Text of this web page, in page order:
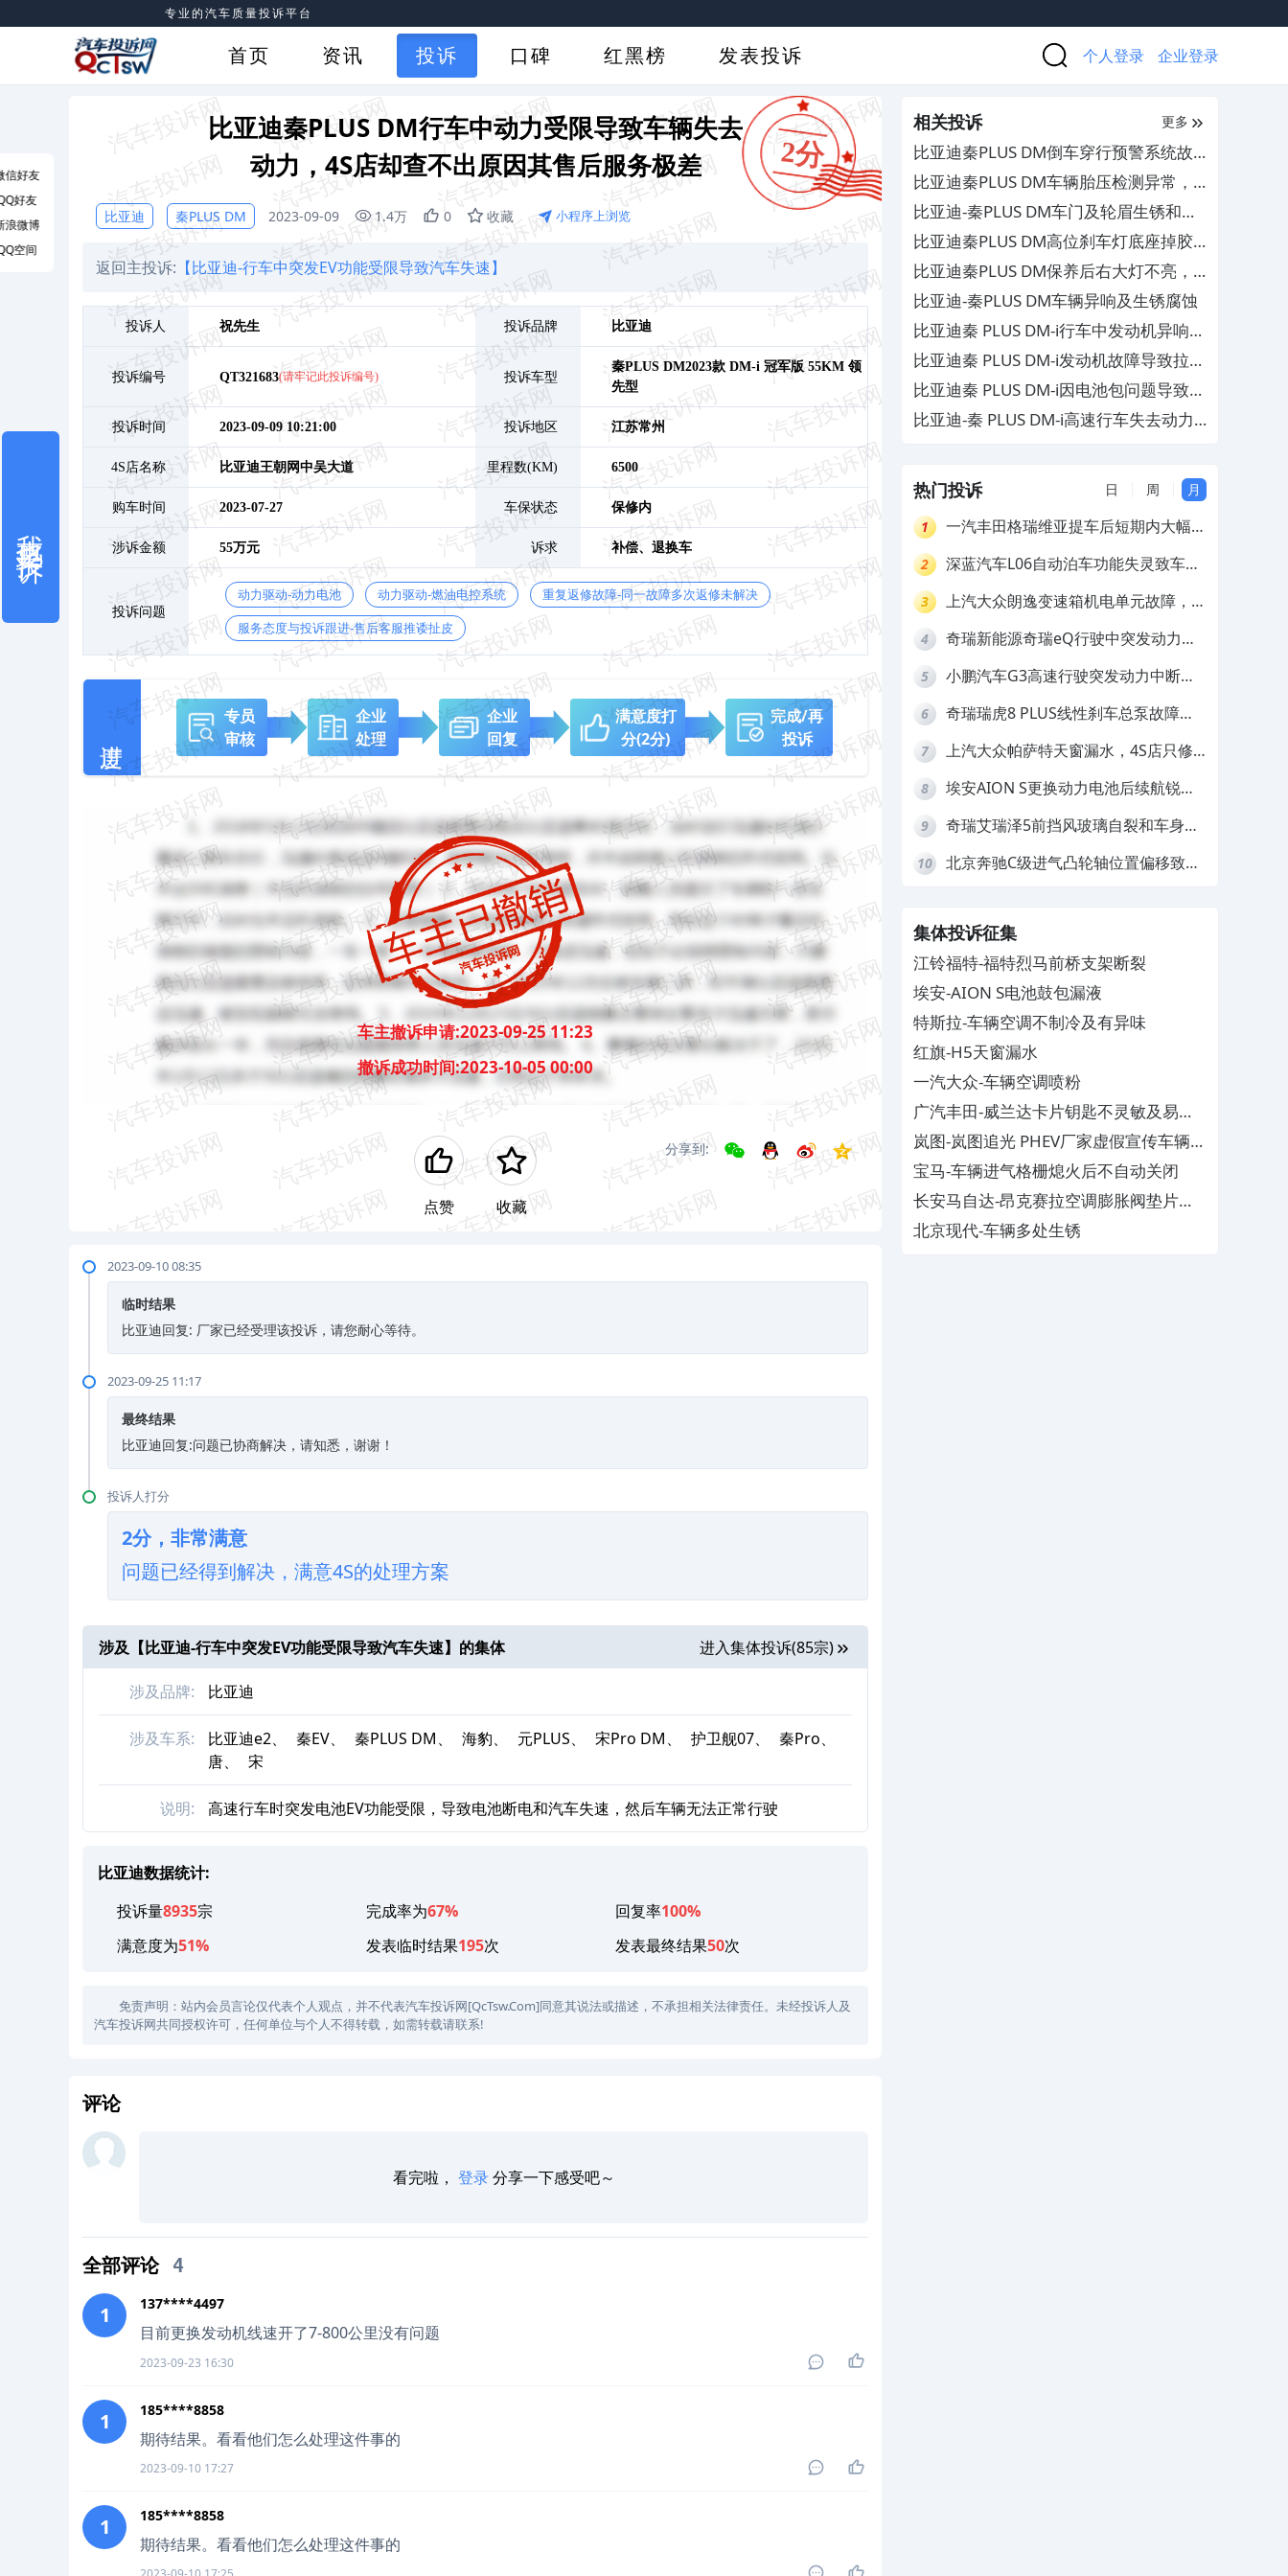
专业的汽车质量投诉平台
首页 资讯 投诉 口碑 红黑榜 发表投诉 个人登录 企业登录
2分
比亚迪秦PLUS DM行车中动力受限导致车辆失去
动力，4S店却查不出原因其售后服务极差
比亚迪 秦PLUS DM 2023-09-09 1.4万 0 收藏 小程序上浏览
返回主投诉: 【比亚迪-行车中突发EV功能受限导致汽车失速】
投诉人 祝先生 投诉品牌 比亚迪
投诉编号 QT321683(请牢记此投诉编号) 投诉车型
秦PLUS DM2023款 DM-i 冠军版 55KM 领
先型
投诉时间 2023-09-09 10:21:00 投诉地区 江苏常州
4S店名称 比亚迪王朝网中吴大道 里程数(KM) 6500
购车时间 2023-07-27 车保状态 保修内
涉诉金额 55万元 诉求 补偿、 退换车
投诉问题
动力驱动-动力电池 动力驱动-燃油电控系统 重复返修故障-同一故障多次返修未解决
服务态度与投诉跟进-售后客服推诿扯皮
专员
审核
企业
处理
企业
回复
满意度打
分(2分)
完成/再
投诉
车主撤诉申请:2023-09-25 11:23
撤诉成功时间:2023-10-05 00:00
点赞 收藏
分享到:
2023-09-10 08:35
临时结果
比亚迪回复: 厂家已经受理该投诉，请您耐心等待。
2023-09-25 11:17
最终结果
比亚迪回复:问题已协商解决，请知悉，谢谢！
投诉人打分
2分，非常满意
问题已经得到解决，满意4S的处理方案
涉及【比亚迪-行车中突发EV功能受限导致汽车失速】的集体 进入集体投诉(85宗)
涉及品牌: 比亚迪
涉及车系: 比亚迪e2、 秦EV、 秦PLUS DM、 海豹、 元PLUS、 宋Pro DM、 护卫舰07、
秦Pro、
唐、
宋
说明: 高速行车时突发电池EV功能受限，导致电池断电和汽车失速，然后车辆无法正常行驶
比亚迪数据统计:
投诉量8935宗 完成率为67% 回复率100%
满意度为51% 发表临时结果195次 发表最终结果50次
免责声明：站内会员言论仅代表个人观点，并不代表汽车投诉网[QcTsw.Com]同意其说法或描述，不承担相关法律责任。未经投诉人及
汽车投诉网共同授权许可，任何单位与个人不得转载，如需转载请联系!
评论
看完啦， 登录分享一下感受吧～
全部评论 4
1 137****4497
目前更换发动机线速开了7-800公里没有问题
2023-09-23 16:30
1 185****8858
期待结果。看看他们怎么处理这件事的
2023-09-10 17:27
1 185****8858
期待结果。看看他们怎么处理这件事的
相关投诉 更多
比亚迪秦PLUS DM倒车穿行预警系统故
障，4S店消极处理
比亚迪秦PLUS DM车辆胎压检测异常，
影响行车安全
比亚迪-秦PLUS DM车门及轮眉生锈和轮
毂氧化掉漆
比亚迪秦PLUS DM高位刹车灯底座掉胶
及脱落，4S店强制过度维修
比亚迪秦PLUS DM保养后右大灯不亮，
4S店需自费更换
比亚迪-秦PLUS DM车辆异响及生锈腐蚀
比亚迪秦 PLUS DM-i行车中发动机异响，
售后不予质保
比亚迪秦 PLUS DM-i发动机故障导致拉
缸，4S店不予质保维修
比亚迪秦 PLUS DM-i因电池包问题导致行
车失速及无法提速，4S店无法解决
比亚迪-秦 PLUS DM-i高速行车失去动力
热门投诉 日 周 月
1
一汽丰田格瑞维亚提车后短期内大幅降
2
深蓝汽车L06自动泊车功能失灵致车辆
3
上汽大众朗逸变速箱机电单元故障，厂
4
奇瑞新能源奇瑞eQ行驶中突发动力受
拒绝三电质保
5
小鹏汽车G3高速行驶突发动力中断，
6
奇瑞瑞虎8 PLUS线性刹车总泵故障，
7
上汽大众帕萨特天窗漏水，4S店只修
8
埃安AION S更换动力电池后续航锐
9
奇瑞艾瑞泽5前挡风玻璃自裂和车身多
10
北京奔驰C级进气凸轮轴位置偏移致发
集体投诉征集
江铃福特-福特烈马前桥支架断裂
埃安-AION S电池鼓包漏液
特斯拉-车辆空调不制冷及有异味
红旗-H5天窗漏水
一汽大众-车辆空调喷粉
广汽丰田-威兰达卡片钥匙不灵敏及易消
磁
岚图-岚图追光 PHEV厂家虚假宣传车辆配
置与功能
宝马-车辆进气格栅熄火后不自动关闭
长安马自达-昂克赛拉空调膨胀阀垫片生
锈
北京现代-车辆多处生锈
信好友
好友
浪微博
空间